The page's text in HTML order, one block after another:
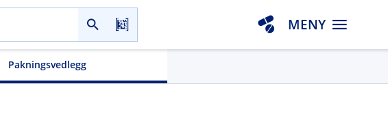
MENY
Pakningsvedlegg